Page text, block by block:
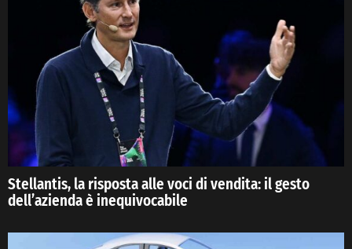
Stellantis, la risposta alle voci di vendita: il gesto
dell’azienda è inequivocabile